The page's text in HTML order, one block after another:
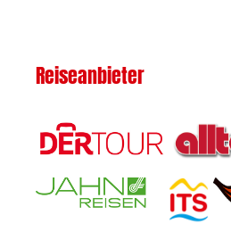
Reiseanbieter